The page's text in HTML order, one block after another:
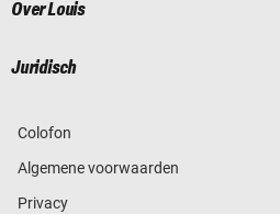
Over Louis
Juridisch
Colofon
Algemene voorwaarden
Privacy